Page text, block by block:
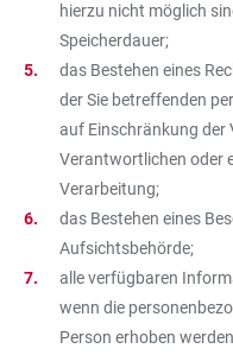
hierzu nicht möglich
Speicherdauer;
das Bestehen eines
der Sie betreffenden
auf Einschränkung der
Verantwortlichen oder
Verarbeitung;
das Bestehen eines
Aufsichtsbehörde;
alle verfügbaren
wenn die
Person erhoben